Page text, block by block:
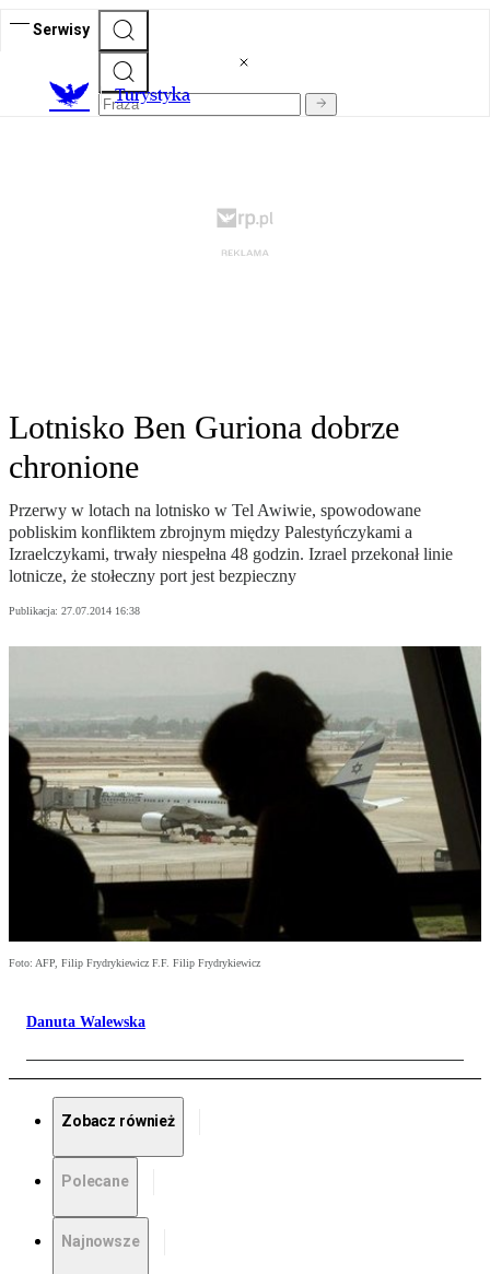
Serwisy
Turystyka
Lotnisko Ben Guriona dobrze
chronione
Przerwy w lotach na lotnisko w Tel Awiwie, spowodowane
pobliskim konfliktem zbrojnym między Palestyńczykami a
Izraelczykami, trwały niespełna 48 godzin. Izrael przekonał linie
lotnicze, że stołeczny port jest bezpieczny
Publikacja: 27.07.2014 16:38
Foto: AFP, Filip Frydrykiewicz F.F. Filip Frydrykiewicz
Danuta Walewska
Zobacz również
Polecane
Najnowsze